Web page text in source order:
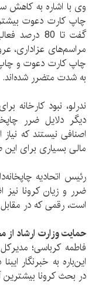
چاپ کارت دعوت
گفت تا 80
مراسم‌های عزاداری،
چاپ کارت دعوت و
به شدت متضرر شده‌اند.
ندرلو، نبود کارخانه
دیگر دلایل ضرر
اصنافی نیستند که
مالی بسیاری برای
رئیس اتحادیه
است، رقمی که در
حمایت وزارت ارشاد
فاطمه کرباسی؛
این‌باره به خبرنگار
در بحث کرونا بیشترین